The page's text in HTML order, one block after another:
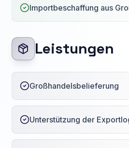
Importbeschaffung aus
Leistungen
Großhandelsbelieferung
Unterstützung der